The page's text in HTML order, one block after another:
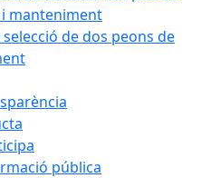
manteniment
selecció de dos peons de
pública